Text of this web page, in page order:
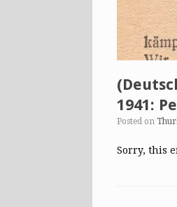
1941:
Posted on
Sorry, this